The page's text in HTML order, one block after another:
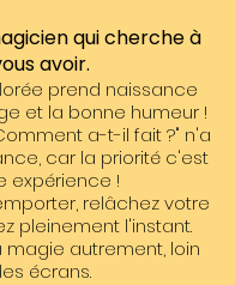
qui cherche à
avoir.
prend naissance
et la bonne humeur !
a-t-il fait ?" n'a
car la priorité c'est
expérience !
relâchez votre
pleinement l'instant.
magie autrement, loin
écrans.